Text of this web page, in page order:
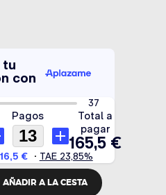
AÑADIR A LA CESTA